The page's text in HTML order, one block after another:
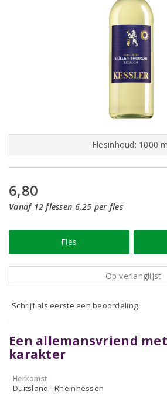
Flesinhoud: 1000
6,80
Vanaf 12 flessen 6,25 per fles
Fles
Op verlanglijst
Schrijf als eerste een beoordeling
Een allemansvriend
karakter
Herkomst
Duitsland - Rheinhessen